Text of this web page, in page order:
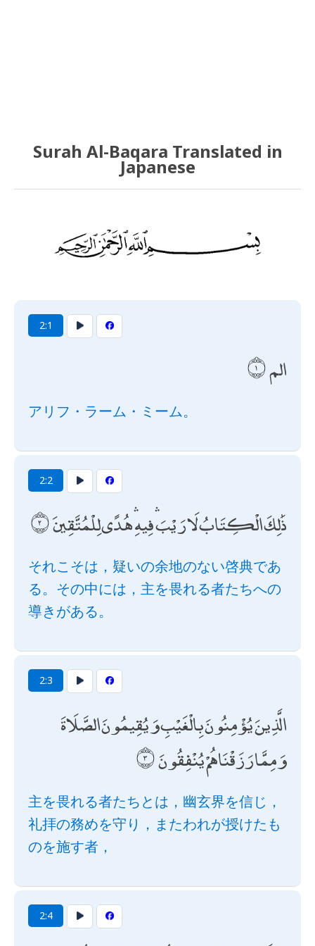
Surah Al-Baqara Translated in
Japanese
2:1
الم
アリフ・ラーム・ミーム。
2:2
ذَٰلِكَ الْكِتَابُ لَا رَيْبَ ۛ فِيهِ ۛ هُدًى لِلْمُتَّقِينَ
それこそは，疑いの余地のない啓典であ
る。その中には，主を畏れる者たちへの
導きがある。
2:3
الَّذِينَ يُؤْمِنُونَ بِالْغَيْبِ وَيُقِيمُونَ الصَّلَاةَ
وَمِمَّا رَزَقْنَاهُمْ يُنْفِقُونَ
主を畏れる者たちとは，幽玄界を信じ，
礼拝の務めを守り，またわれが授けたも
のを施す者，
2:4